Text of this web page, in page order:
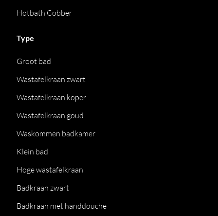
Hotbath Cobber
Type
Groot bad
Wastafelkraan zwart
Wastafelkraan koper
Wastafelkraan goud
Waskommen badkamer
Klein bad
Hoge wastafelkraan
Badkraan zwart
Badkraan met handdouche